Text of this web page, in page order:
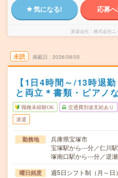
気になる! 応募
派遣会社 株式会社
未読 掲載日 2026/08/05
【1日4時間～/13時退
と両立＊書類・ピアノ
職種未経験OK 交通費別途支給あり
派遣
勤務地
兵庫県宝塚市
宝塚駅から---分／仁川
塚南口駅から---分／逆
曜日頻度 週5日シフト制（月～